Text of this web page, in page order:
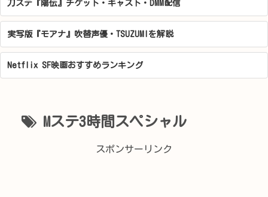
刀ステ『陽伝』チケット・キャスト・DMM配信
実写版『モアナ』吹替声優・TSUZUMIを解説
Netflix SF映画おすすめランキング
Mステ3時間スペシャル
スポンサーリンク